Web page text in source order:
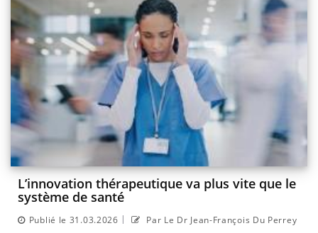
L’innovation thérapeutique va plus vite que le
système de santé
Publié le 31.03.2026 | Par Le Dr Jean-François Du Perrey